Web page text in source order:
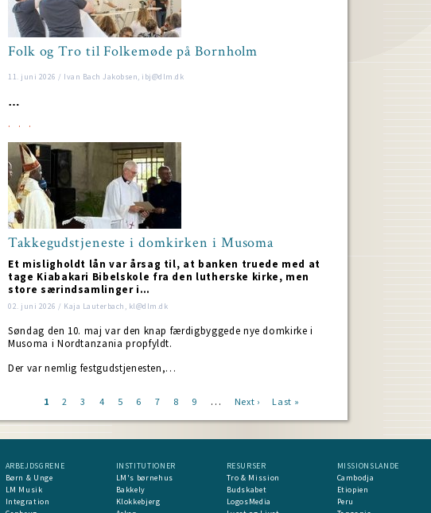
Folk og Tro til Folkemøde på Bornholm
11. juni 2026 / Ivan Bach Jakobsen, ibj@dlm.dk
…
Takkegudstjeneste i domkirken i Musoma
Et misligholdt lån var årsag til, at banken truede med at
tage Kiabakari Bibelskole fra den lutherske kirke, men
store særindsamlinger i…
02. juni 2026 / Kaja Lauterbach, kl@dlm.dk
Søndag den 10. maj var den knap færdigbyggede nye domkirke i
Musoma i Nordtanzania propfyldt.
Der var nemlig festgudstjenesten,…
Current
1 Page
2 Page
3 Page
4 Page
5 Page
6 Page
7 Page
8 Page
9 …
Next
Next ›
Last
Last »
ARBEJDSGRENE
Børn & Unge
LM Musik
Integration
INSTITUTIONER
LM's børnehus
Bakkely
Klokkebjerg
RESURSER
Tro & Mission
Budskabet
LogosMedia
MISSIONSLANDE
Cambodja
Etiopien
Peru